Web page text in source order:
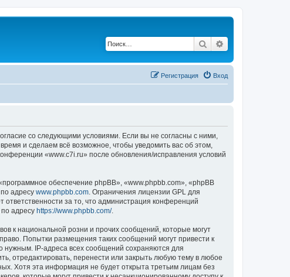
Поиск
Вход
Регистрация
со следующими условиями. Если вы не согласны с ними,
и сделаем всё возможное, чтобы уведомить вас об этом,
«www.c7i.ru» после обновления/исправления условий
обеспечение phpBB», «www.phpbb.com», «phpBB
адресу www.phpbb.com . Ограничения лицензии GPL для
за то, что администрация конференций
адресу https://www.phpbb.com/.
к национальной розни и прочих сообщений, которые могут
Попытки размещения таких сообщений могут привести к
нужным. IP-адреса всех сообщений сохраняются для
отредактировать, перенести или закрыть любую тему в любое
Хотя эта информация не будет открыта третьим лицам без